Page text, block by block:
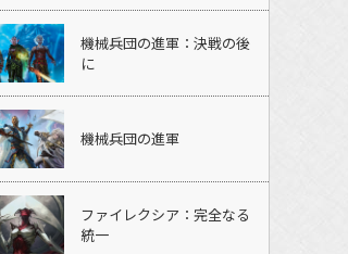
機械兵団の進軍：決戦の後
に
機械兵団の進軍
ファイレクシア：完全なる
統一